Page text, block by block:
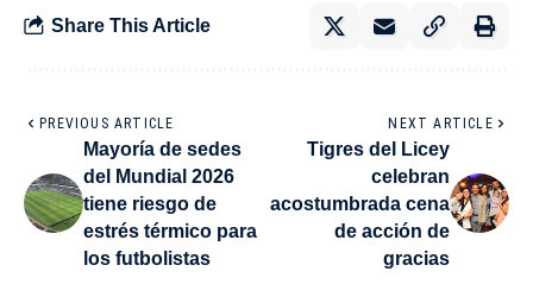
Share This Article
PREVIOUS ARTICLE
Mayoría de sedes
del Mundial 2026
tiene riesgo de
estrés térmico para
los futbolistas
NEXT ARTICLE
Tigres del Licey
celebran
acostumbrada cena
de acción de
gracias